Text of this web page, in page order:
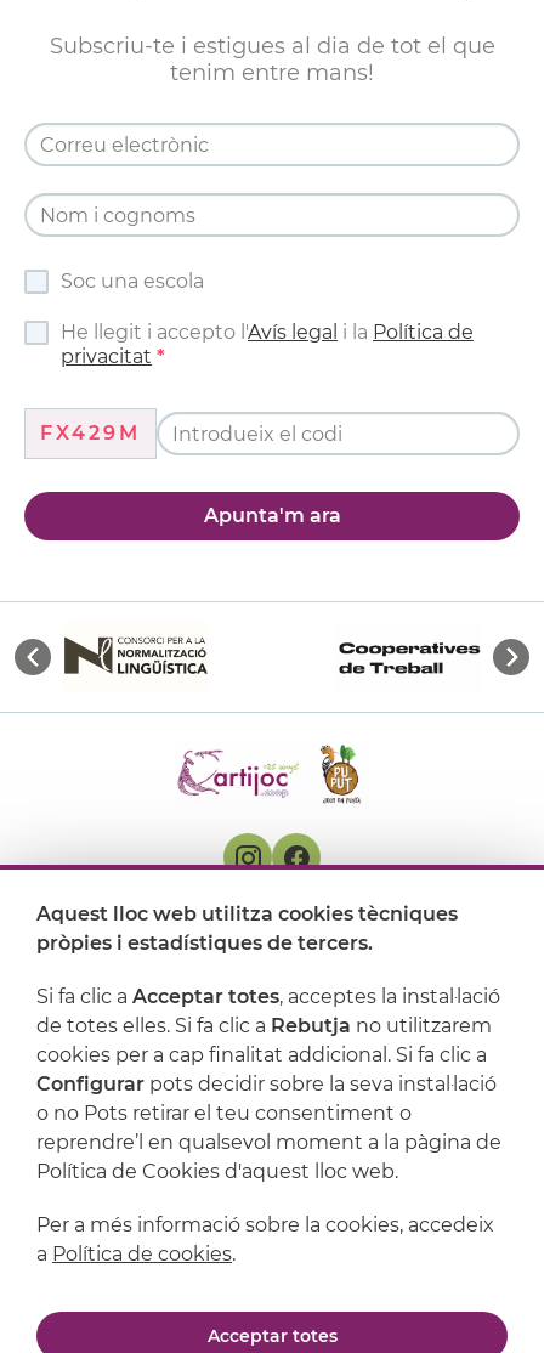
Subscriu-te i estigues al dia de tot el que
tenim entre mans!
Soc una escola
He llegit i accepto l'Avís legal i la Política de
privacitat
FX429M
Apunta'm ara
On ens trobem
Suport
Política de privacitat
Aquest lloc web utilitza cookies tècniques
pròpies i estadístiques de tercers.
Si fa clic a Acceptar totes, acceptes la instal·lació
de totes elles. Si fa clic a Rebutja no utilitzarem
cookies per a cap finalitat addicional. Si fa clic a
Configurar pots decidir sobre la seva instal·lació
o no Pots retirar el teu consentiment o
reprendre’l en qualsevol moment a la pàgina de
Política de Cookies d'aquest lloc web.
Per a més informació sobre la cookies, accedeix
a Política de cookies.
Acceptar totes